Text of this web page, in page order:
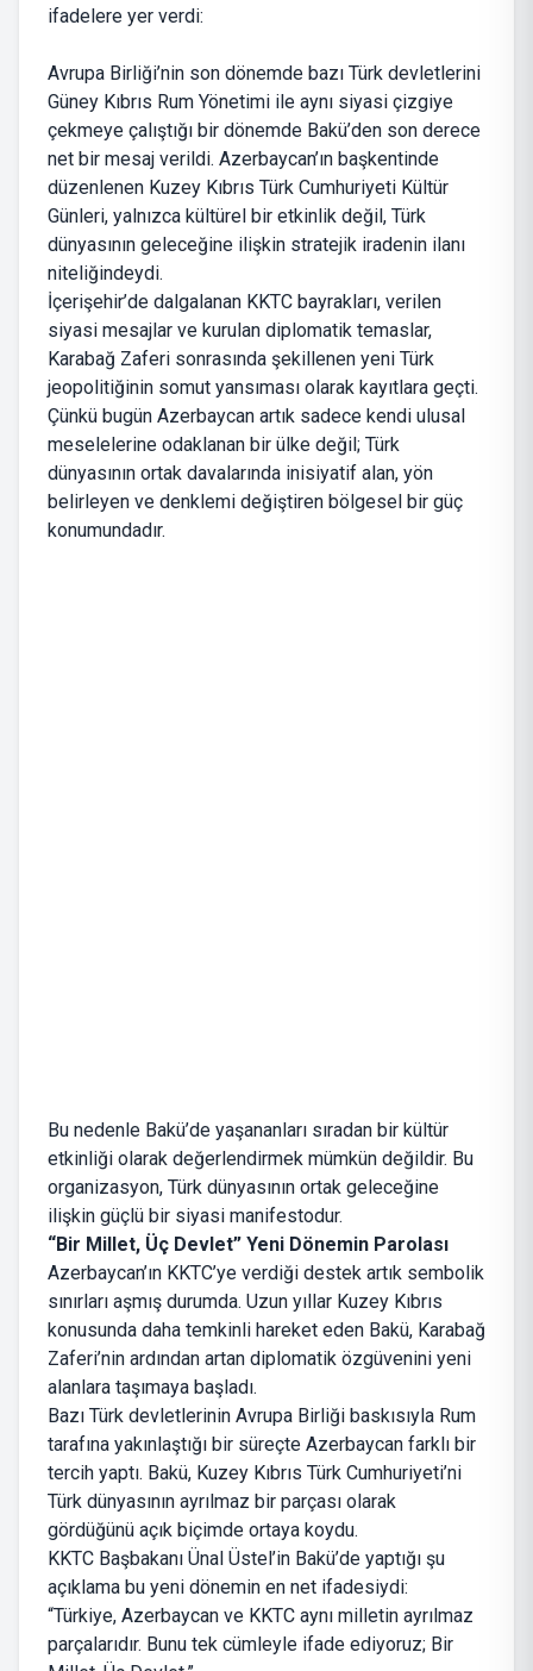
ifadelere yer verdi:
Avrupa Birliği’nin son dönemde bazı Türk devletlerini
Güney Kıbrıs Rum Yönetimi ile aynı siyasi çizgiye
çekmeye çalıştığı bir dönemde Bakü’den son derece
net bir mesaj verildi. Azerbaycan’ın başkentinde
düzenlenen Kuzey Kıbrıs Türk Cumhuriyeti Kültür
Günleri, yalnızca kültürel bir etkinlik değil, Türk
dünyasının geleceğine ilişkin stratejik iradenin ilanı
niteliğindeydi.
İçerişehir’de dalgalanan KKTC bayrakları, verilen
siyasi mesajlar ve kurulan diplomatik temaslar,
Karabağ Zaferi sonrasında şekillenen yeni Türk
jeopolitiğinin somut yansıması olarak kayıtlara geçti.
Çünkü bugün Azerbaycan artık sadece kendi ulusal
meselelerine odaklanan bir ülke değil; Türk
dünyasının ortak davalarında inisiyatif alan, yön
belirleyen ve denklemi değiştiren bölgesel bir güç
konumundadır.
Bu nedenle Bakü’de yaşananları sıradan bir kültür
etkinliği olarak değerlendirmek mümkün değildir. Bu
organizasyon, Türk dünyasının ortak geleceğine
ilişkin güçlü bir siyasi manifestodur.
“Bir Millet, Üç Devlet” Yeni Dönemin Parolası
Azerbaycan’ın KKTC’ye verdiği destek artık sembolik
sınırları aşmış durumda. Uzun yıllar Kuzey Kıbrıs
konusunda daha temkinli hareket eden Bakü, Karabağ
Zaferi’nin ardından artan diplomatik özgüvenini yeni
alanlara taşımaya başladı.
Bazı Türk devletlerinin Avrupa Birliği baskısıyla Rum
tarafına yakınlaştığı bir süreçte Azerbaycan farklı bir
tercih yaptı. Bakü, Kuzey Kıbrıs Türk Cumhuriyeti’ni
Türk dünyasının ayrılmaz bir parçası olarak
gördüğünü açık biçimde ortaya koydu.
KKTC Başbakanı Ünal Üstel’in Bakü’de yaptığı şu
açıklama bu yeni dönemin en net ifadesiydi:
“Türkiye, Azerbaycan ve KKTC aynı milletin ayrılmaz
parçalarıdır. Bunu tek cümleyle ifade ediyoruz; Bir